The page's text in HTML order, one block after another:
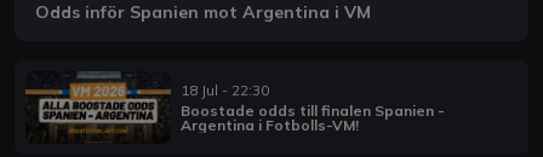
Odds inför Spanien mot Argentina i VM
18 Jul - 22:30
Boostade odds till finalen Spanien -
Argentina i Fotbolls-VM!